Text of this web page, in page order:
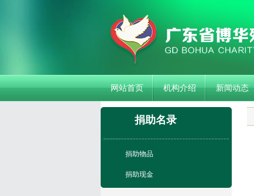
网站首页 机构介绍 新闻动态
捐助名录
捐助物品
捐助现金